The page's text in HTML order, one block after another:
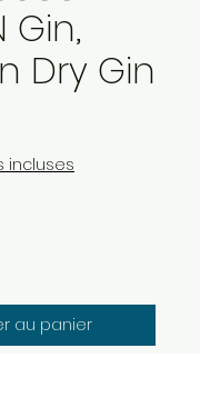
Gin,
Dry Gin
incluses
au panier